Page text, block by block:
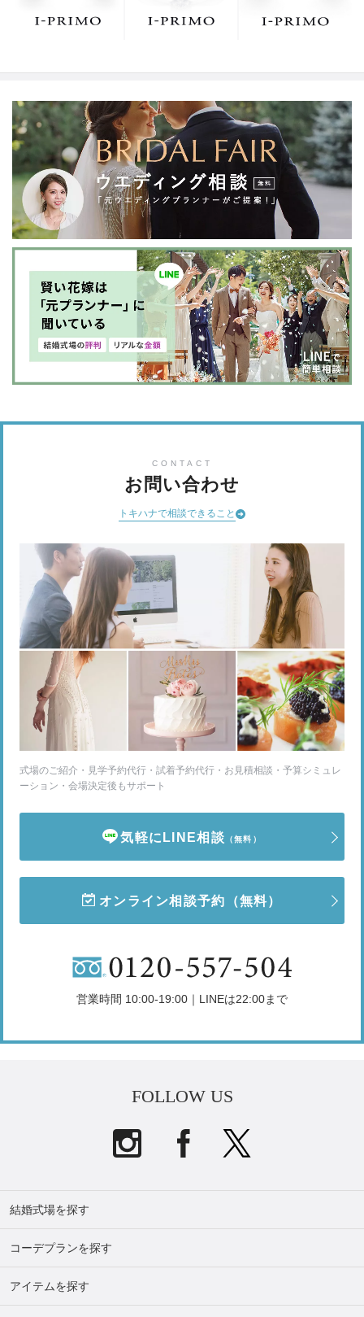
CONTACT
お問い合わせ
トキハナで相談できること
式場のご紹介・見学予約代行・試着予約代行・お見積相談・予算シミュレ
ーション・会場決定後もサポート
気軽にLINE相談 （無料）
オンライン相談予約 （無料）
営業時間 10:00-19:00｜LINEは22:00まで
FOLLOW US
結婚式場を探す
コーデプランを探す
アイテムを探す